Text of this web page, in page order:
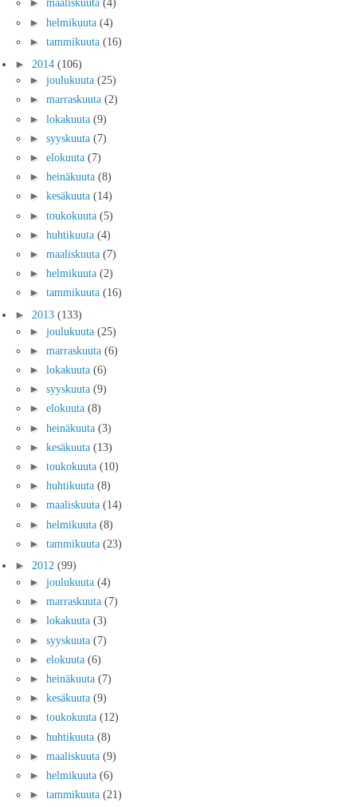
► maaliskuuta (4)
► helmikuuta (4)
► tammikuuta (16)
► 2014 (106)
► joulukuuta (25)
► marraskuuta (2)
► lokakuuta (9)
► syyskuuta (7)
► elokuuta (7)
► heinäkuuta (8)
► kesäkuuta (14)
► toukokuuta (5)
► huhtikuuta (4)
► maaliskuuta (7)
► helmikuuta (2)
► tammikuuta (16)
► 2013 (133)
► joulukuuta (25)
► marraskuuta (6)
► lokakuuta (6)
► syyskuuta (9)
► elokuuta (8)
► heinäkuuta (3)
► kesäkuuta (13)
► toukokuuta (10)
► huhtikuuta (8)
► maaliskuuta (14)
► helmikuuta (8)
► tammikuuta (23)
► 2012 (99)
► joulukuuta (4)
► marraskuuta (7)
► lokakuuta (3)
► syyskuuta (7)
► elokuuta (6)
► heinäkuuta (7)
► kesäkuuta (9)
► toukokuuta (12)
► huhtikuuta (8)
► maaliskuuta (9)
► helmikuuta (6)
► tammikuuta (21)